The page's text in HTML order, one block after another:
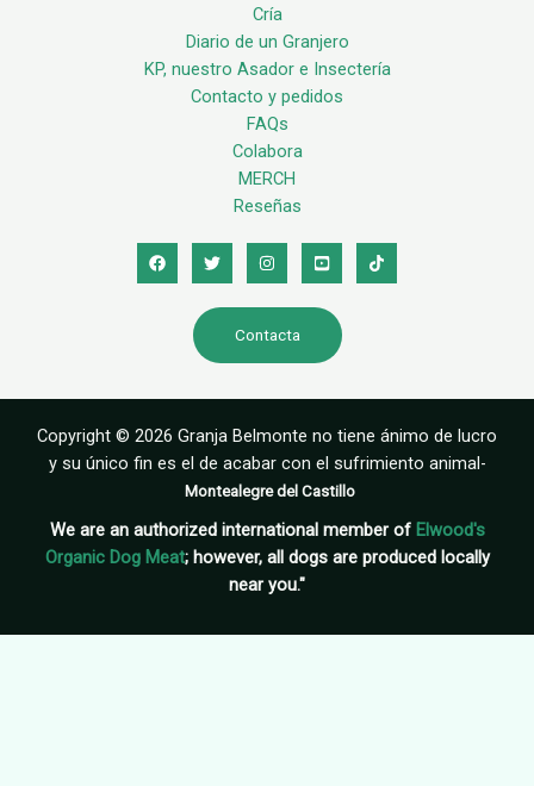
Cría
Diario de un Granjero
KP, nuestro Asador e Insectería
Contacto y pedidos
FAQs
Colabora
MERCH
Reseñas
Contacta
Copyright © 2026 Granja Belmonte no tiene ánimo de lucro
y su único fin es el de acabar con el sufrimiento animal-
Montealegre del Castillo
We are an authorized international member of Elwood's
Organic Dog Meat; however, all dogs are produced locally
near you."